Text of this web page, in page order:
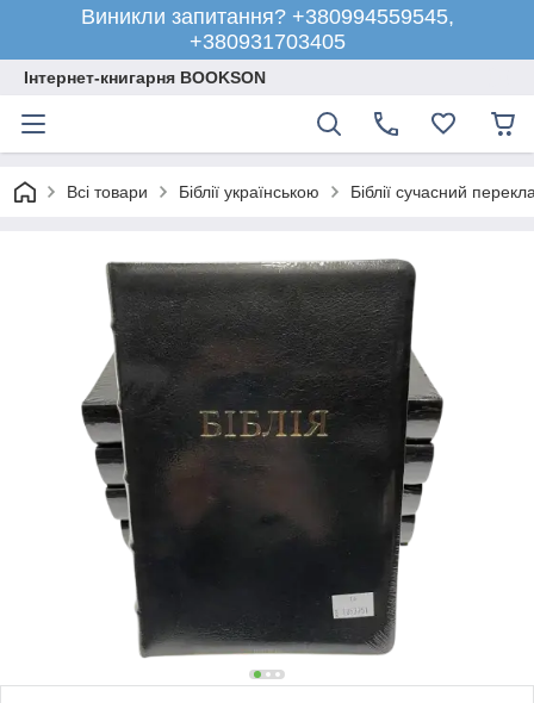
Виникли запитання? +380994559545,
+380931703405
Інтернет-книгарня BOOKSON
Всі товари Біблії українською Біблії сучасний